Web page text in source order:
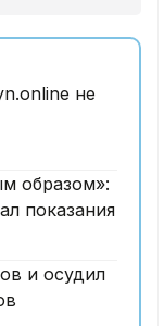
не
образом»:
показания
и осудил